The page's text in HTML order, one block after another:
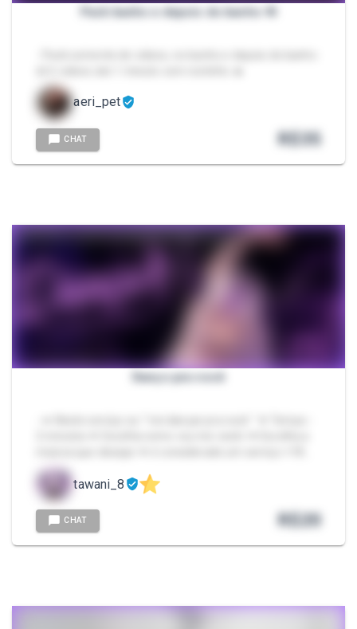
Pack banho e depois do banho 🧼
aeri_pet
CHAT R$35
Danço pra você
tawani_8
CHAT R$20